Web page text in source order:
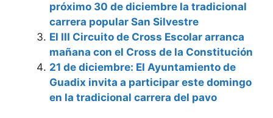
próximo 30 de diciembre la tradicional
carrera popular San Silvestre
El III Circuito de Cross Escolar arranca
mañana con el Cross de la Constitución
21 de diciembre: El Ayuntamiento de
Guadix invita a participar este domingo
en la tradicional carrera del pavo